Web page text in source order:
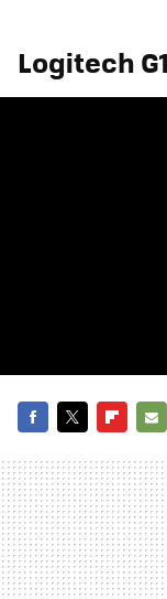
Logitech